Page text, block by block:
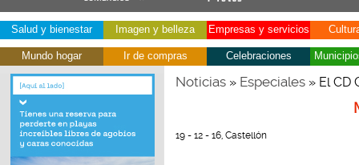
Salud y bienestar Imagen y belleza Empresas y servicios
Mundo hogar Ir de compras Celebraciones
Noticias» Especiales» El CD
19 - 12 - 16, Castellón